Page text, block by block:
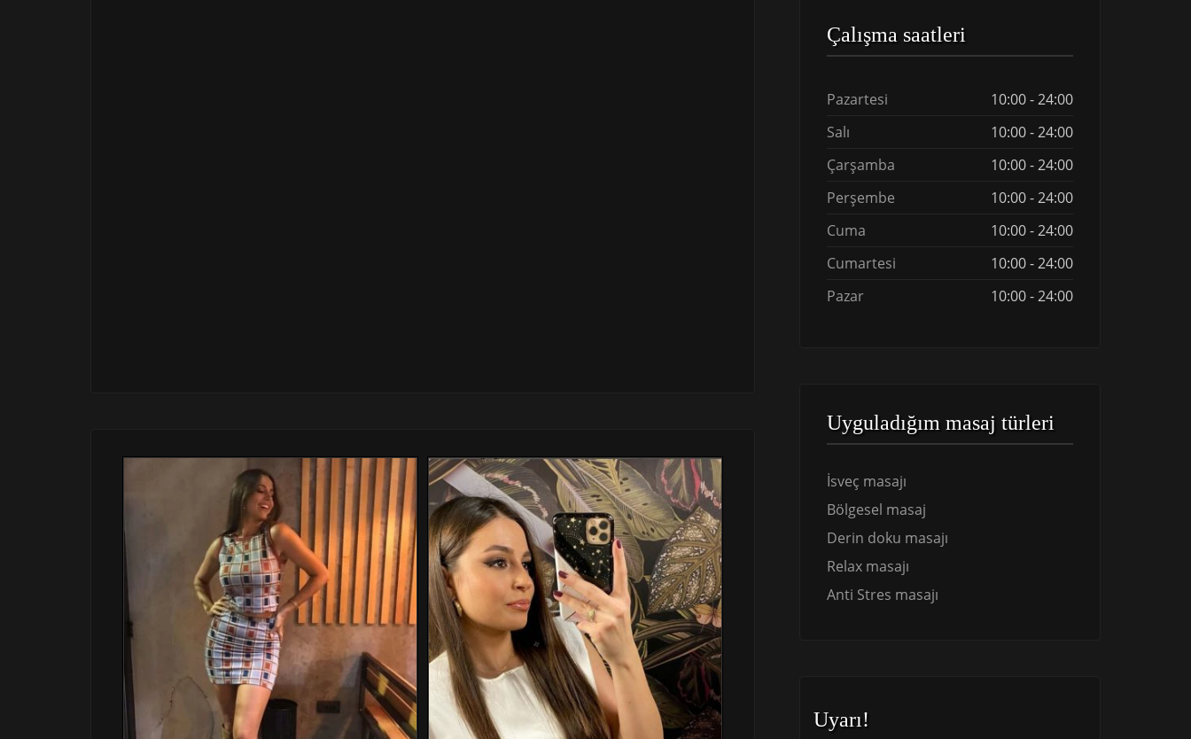
Çalışma saatleri
Pazartesi
10:00 - 24:00
Salı
10:00 - 24:00
Çarşamba
10:00 - 24:00
Perşembe
10:00 - 24:00
Cuma
10:00 - 24:00
Cumartesi
10:00 - 24:00
Pazar
10:00 - 24:00
Uyguladığım masaj türleri
İsveç masajı
Bölgesel masaj
Derin doku masajı
Relax masajı
Anti Stres masajı
Uyarı!